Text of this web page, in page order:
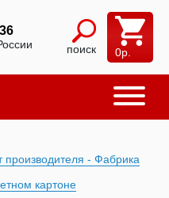
поиск 0р.
производителя - Фабрика
картоне